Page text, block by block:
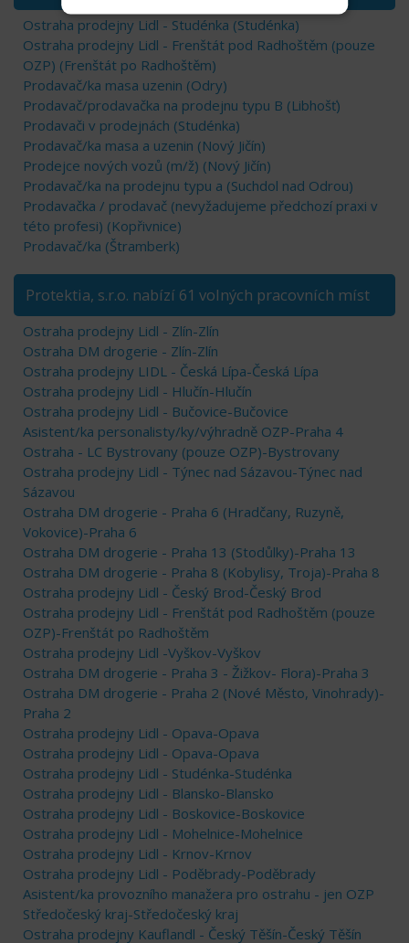
Ostraha prodejny Lidl - Studénka (Studénka)
Ostraha prodejny Lidl - Frenštát pod Radhoštěm (pouze
OZP) (Frenštát po Radhoštěm)
Prodavač/ka masa uzenin (Odry)
Prodavač/prodavačka na prodejnu typu B (Libhošť)
Prodavači v prodejnách (Studénka)
Prodavač/ka masa a uzenin (Nový Jičín)
Prodejce nových vozů (m/ž) (Nový Jičín)
Prodavač/ka na prodejnu typu a (Suchdol nad Odrou)
Prodavačka / prodavač (nevyžadujeme předchozí praxi v
této profesi) (Kopřivnice)
Prodavač/ka (Štramberk)
Protektia, s.r.o. nabízí 61 volných pracovních míst
Ostraha prodejny Lidl - Zlín-Zlín
Ostraha DM drogerie - Zlín-Zlín
Ostraha prodejny LIDL - Česká Lípa-Česká Lípa
Ostraha prodejny Lidl - Hlučín-Hlučín
Ostraha prodejny Lidl - Bučovice-Bučovice
Asistent/ka personalisty/ky/výhradně OZP-Praha 4
Ostraha - LC Bystrovany (pouze OZP)-Bystrovany
Ostraha prodejny Lidl - Týnec nad Sázavou-Týnec nad
Sázavou
Ostraha DM drogerie - Praha 6 (Hradčany, Ruzyně,
Vokovice)-Praha 6
Ostraha DM drogerie - Praha 13 (Stodůlky)-Praha 13
Ostraha DM drogerie - Praha 8 (Kobylisy, Troja)-Praha 8
Ostraha prodejny Lidl - Český Brod-Český Brod
Ostraha prodejny Lidl - Frenštát pod Radhoštěm (pouze
OZP)-Frenštát po Radhoštěm
Ostraha prodejny Lidl -Vyškov-Vyškov
Ostraha DM drogerie - Praha 3 - Žižkov- Flora)-Praha 3
Ostraha DM drogerie - Praha 2 (Nové Město, Vinohrady)-
Praha 2
Ostraha prodejny Lidl - Opava-Opava
Ostraha prodejny Lidl - Opava-Opava
Ostraha prodejny Lidl - Studénka-Studénka
Ostraha prodejny Lidl - Blansko-Blansko
Ostraha prodejny Lidl - Boskovice-Boskovice
Ostraha prodejny Lidl - Mohelnice-Mohelnice
Ostraha prodejny Lidl - Krnov-Krnov
Ostraha prodejny Lidl - Poděbrady-Poděbrady
Asistent/ka provozního manažera pro ostrahu - jen OZP
Středočeský kraj-Středočeský kraj
Ostraha prodejny Kauflandl - Český Těšín-Český Těšín